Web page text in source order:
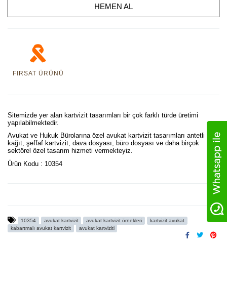
HEMEN AL
FIRSAT ÜRÜNÜ
Sitemizde yer alan kartvizit tasarımları bir çok farklı türde üretimi
yapılabilmektedir.
Avukat ve Hukuk Bürolarına özel avukat kartvizit tasarımları antetli
kağıt, şeffaf kartvizit, dava dosyası, büro dosyası ve daha birçok
sektörel özel tasarım hizmeti vermekteyiz.
Ürün Kodu : 10354
10354 avukat kartvizit avukat kartvizit örnekleri
kartvizit avukat
kabartmalı avukat kartvizit
avukat kartviziti